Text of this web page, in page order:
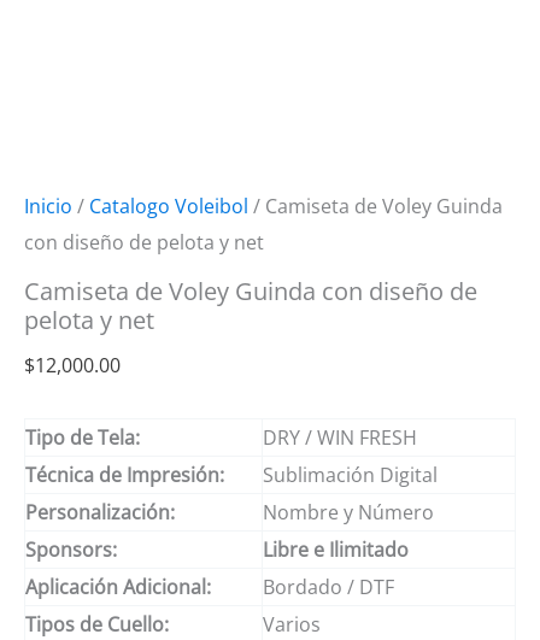
Inicio / Catalogo Voleibol / Camiseta de Voley Guinda
con diseño de pelota y net
Camiseta de Voley Guinda con diseño de
pelota y net
$12,000.00
Tipo de Tela:
DRY / WIN FRESH
Técnica de Impresión:
Sublimación Digital
Personalización:
Nombre y Número
Sponsors:
Libre e Ilimitado
Aplicación Adicional:
Bordado / DTF
Tipos de Cuello:
Varios